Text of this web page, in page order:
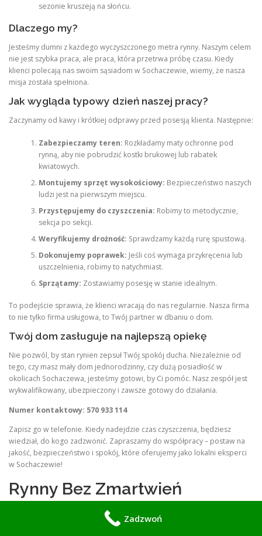
sezonie kruszeją na słońcu.
Dlaczego my?
Jesteśmy dumni z każdego wyczyszczonego metra rynny. Naszym celem
nie jest szybka praca, ale praca, która przetrwa próbę czasu. Kiedy
klienci polecają nas swoim sąsiadom w Sochaczewie, wiemy, że nasza
misja została spełniona.
Jak wygląda typowy dzień naszej pracy?
Zaczynamy od kawy i krótkiej odprawy przed posesją klienta. Następnie:
Zabezpieczamy teren: Rozkładamy maty ochronne pod
rynną, aby nie pobrudzić kostki brukowej lub rabatek
kwiatowych.
Montujemy sprzęt wysokościowy: Bezpieczeństwo naszych
ludzi jest na pierwszym miejscu.
Przystępujemy do czyszczenia: Robimy to metodycznie,
sekcja po sekcji.
Weryfikujemy drożność: Sprawdzamy każdą rurę spustową.
Dokonujemy poprawek: Jeśli coś wymaga przykręcenia lub
uszczelnienia, robimy to natychmiast.
Sprzątamy: Zostawiamy posesję w stanie idealnym.
To podejście sprawia, że klienci wracają do nas regularnie. Nasza firma
to nie tylko firma usługowa, to Twój partner w dbaniu o dom.
Twój dom zasługuje na najlepszą opiekę
Nie pozwól, by stan rynien zepsuł Twój spokój ducha. Niezależnie od
tego, czy masz mały dom jednorodzinny, czy dużą posiadłość w
okolicach Sochaczewa, jesteśmy gotowi, by Ci pomóc. Nasz zespół jest
wykwalifikowany, ubezpieczony i zawsze gotowy do działania.
Numer kontaktowy: 570 933 114
Zapisz go w telefonie. Kiedy nadejdzie czas czyszczenia, będziesz
wiedział, do kogo zadzwonić. Zapraszamy do współpracy – postaw na
jakość, bezpieczeństwo i spokój, które oferujemy jako lokalni eksperci
w Sochaczewie!
Rynny Bez Zmartwień
Sochaczew Profesjonalne
Czyszczenie i Naprawa Rynien
Zadzwoń